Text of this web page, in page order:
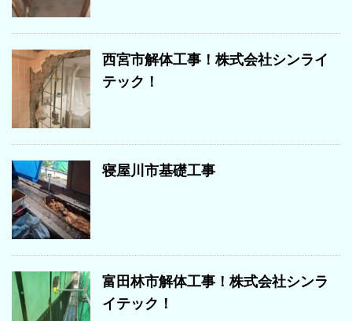
西宮市解体工事！株式会社シンライ
テック！
寝屋川市基礎工事
富田林市解体工事！株式会社シンラ
イテック！